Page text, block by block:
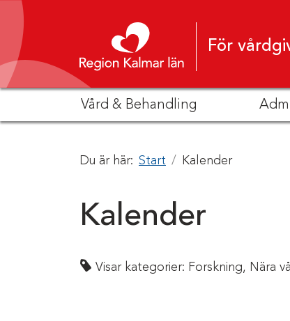
Hoppa till innehåll
För
Vård & Behandling
Du är här: Start Kalender
Kalender
Visar kategorier: Forskning, Nära